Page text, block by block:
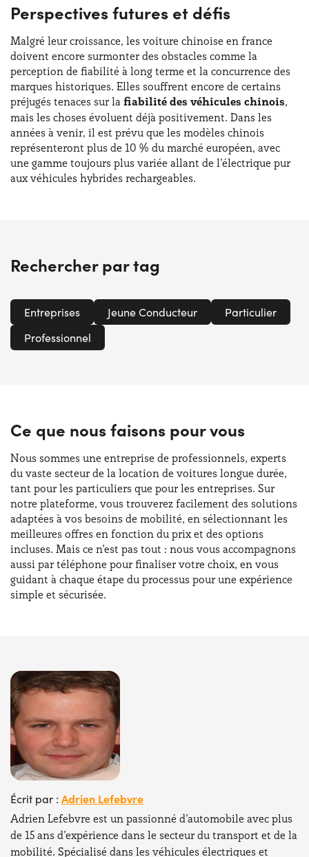
Perspectives futures et défis
Malgré leur croissance, les voiture chinoise en france
doivent encore surmonter des obstacles comme la
perception de fiabilité à long terme et la concurrence des
marques historiques. Elles souffrent encore de certains
préjugés tenaces sur la fiabilité des véhicules chinois,
mais les choses évoluent déjà positivement. Dans les
années à venir, il est prévu que les modèles chinois
représenteront plus de 10 % du marché européen, avec
une gamme toujours plus variée allant de l’électrique pur
aux véhicules hybrides rechargeables.
Rechercher par tag
Entreprises Jeune Conducteur
Particulier
Professionnel
Ce que nous faisons pour vous
Nous sommes une entreprise de professionnels, experts
du vaste secteur de la location de voitures longue durée,
tant pour les particuliers que pour les entreprises. Sur
notre plateforme, vous trouverez facilement des solutions
adaptées à vos besoins de mobilité, en sélectionnant les
meilleures offres en fonction du prix et des options
incluses. Mais ce n’est pas tout : nous vous accompagnons
aussi par téléphone pour finaliser votre choix, en vous
guidant à chaque étape du processus pour une expérience
simple et sécurisée.
Écrit par : Adrien Lefebvre
Adrien Lefebvre est un passionné d’automobile avec plus
de 15 ans d’expérience dans le secteur du transport et de la
mobilité. Spécialisé dans les véhicules électriques et